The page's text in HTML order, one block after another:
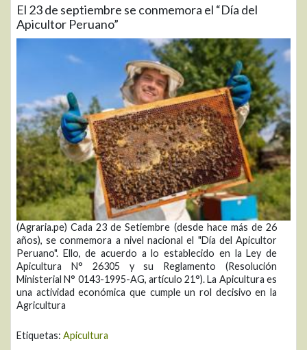
El 23 de septiembre se conmemora el “Día del
Apicultor Peruano”
(Agraria.pe) Cada 23 de Setiembre (desde hace más de 26
años), se conmemora a nivel nacional el "Día del Apicultor
Peruano". Ello, de acuerdo a lo establecido en la Ley de
Apicultura N° 26305 y su Reglamento (Resolución
Ministerial N° 0143-1995-AG, artículo 21°). La Apicultura es
una actividad económica que cumple un rol decisivo en la
Agricultura
Etiquetas: Apicultura